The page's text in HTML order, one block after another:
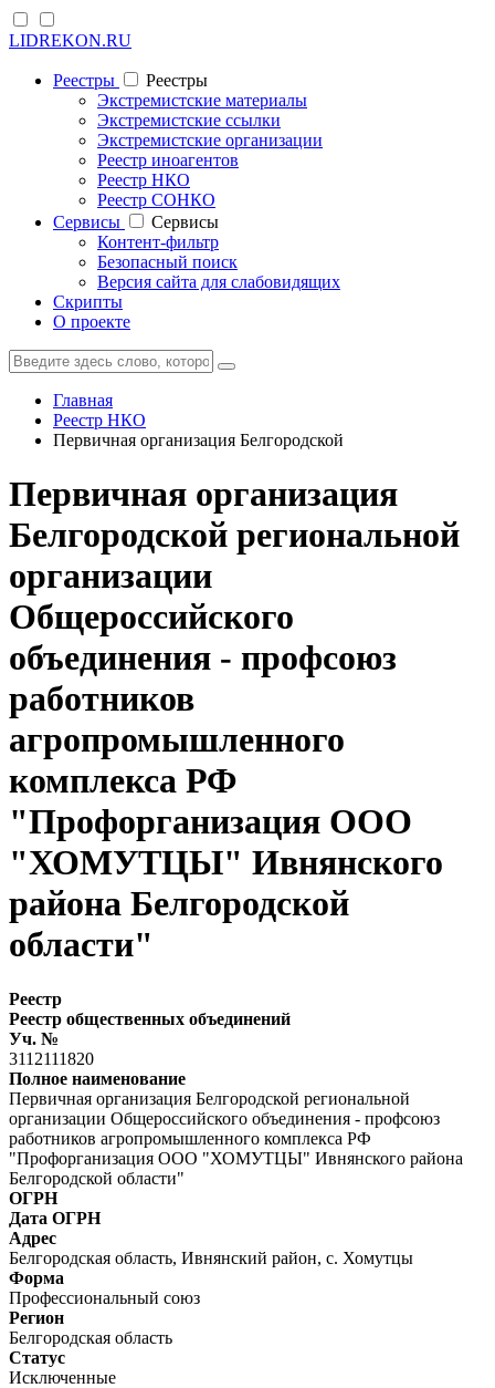
LIDREKON.RU
Реестры
Реестры
Экстремистские материалы
Экстремистские ссылки
Экстремистские организации
Реестр иноагентов
Реестр НКО
Реестр СОНКО
Cервисы
Cервисы
Контент-фильтр
Безопасный поиск
Версия сайта для слабовидящих
Скрипты
О проекте
Главная
Реестр НКО
Первичная организация Белгородской
Первичная организация
Белгородской региональной
организации
Общероссийского
объединения - профсоюз
работников
агропромышленного
комплекса РФ
"Профорганизация ООО
"ХОМУТЦЫ" Ивнянского
района Белгородской
области"
Реестр
Реестр общественных объединений
Уч. №
3112111820
Полное наименование
Первичная организация Белгородской региональной
организации Общероссийского объединения - профсоюз
работников агропромышленного комплекса РФ
"Профорганизация ООО "ХОМУТЦЫ" Ивнянского района
Белгородской области"
ОГРН
Дата ОГРН
Адрес
Белгородская область, Ивнянский район, с. Хомутцы
Форма
Профессиональный союз
Регион
Белгородская область
Статус
Исключенные